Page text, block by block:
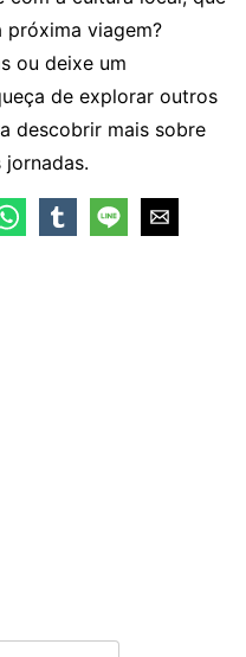
viagem?
ou deixe um
de explorar outros
descobrir mais sobre